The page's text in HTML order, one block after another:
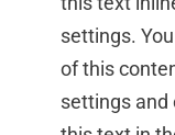
settings.
of this
settings and